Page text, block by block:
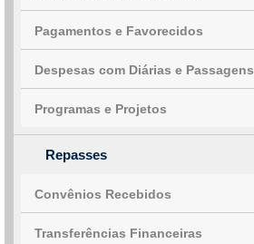
Pagamentos e Favorecidos
Despesas com Diárias e Passagens
Programas e Projetos
Repasses
Convênios Recebidos
Transferências Financeiras